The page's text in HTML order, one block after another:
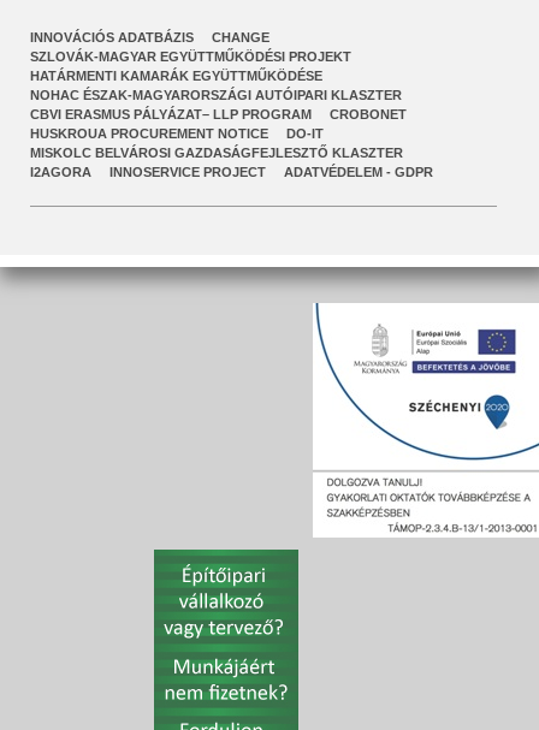
INNOVÁCIÓS ADATBÁZIS
CHANGE
SZLOVÁK-MAGYAR EGYÜTTMŰKÖDÉSI PROJEKT
HATÁRMENTI KAMARÁK EGYÜTTMŰKÖDÉSE
NOHAC ÉSZAK-MAGYARORSZÁGI AUTÓIPARI KLASZTER
CBVI ERASMUS PÁLYÁZAT– LLP PROGRAM
CROBONET
HUSKROUA PROCUREMENT NOTICE
DO-IT
MISKOLC BELVÁROSI GAZDASÁGFEJLESZTŐ KLASZTER
I2AGORA
INNOSERVICE PROJECT ADATVÉDELEM - GDPR